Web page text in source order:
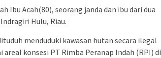
Ibu Acah(80), seorang janda dan ibu dari dua
Hulu, Riau.
menduduki kawasan hutan secara ilegal
konsesi PT Rimba Peranap Indah (RPI) di